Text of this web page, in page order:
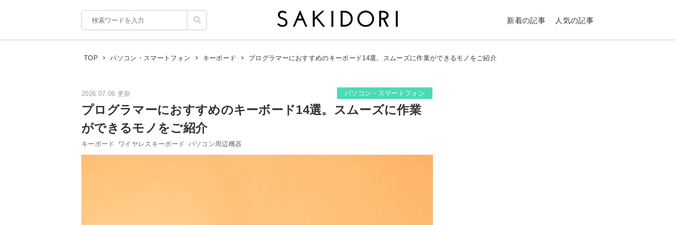
新着の記事 人気の記事
TOP パソコン・スマートフォン キーボード プログラマーにおすすめのキーボード14選。スムーズに作業ができるモノをご紹介
2026.07.06 更新 パソコン・スマートフォン
プログラマーにおすすめのキーボード14選。スムーズに作業
ができるモノをご紹介
キーボード ワイヤレスキーボード パソコン周辺機器